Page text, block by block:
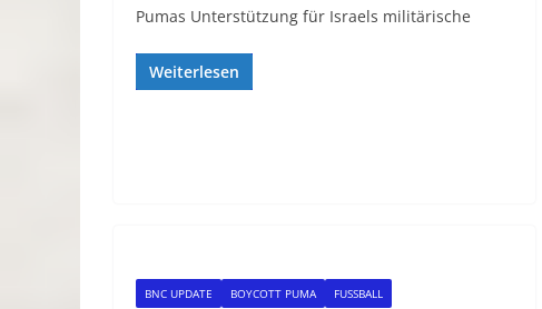
Pumas Unterstützung für Israels militärische
Weiterlesen
BNC UPDATE BOYCOTT PUMA FUSSBALL